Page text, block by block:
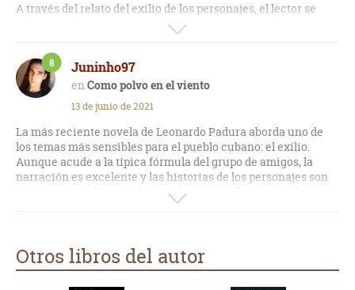
A través del relato del exilio de los personajes, el lector se
adentra en los sentimientos contrapuestos que el mismo
conlleva y comprende tanto al que se va como al que decide
quedarse.
Quienes hayan estado en la isla y se hayan interesado en
conocer esta sociedad tan emblemática, constatarán un fiel
reflejo de la misma. Y para quienes no hayan estado, es un
gran libro para comenzar a conocerla a través del proceder y
sentimientos que plasman sus personajes.
Juninho97
Como polvo en el viento
8
13 de junio de 2021
La más reciente novela de Leonardo Padura aborda uno de
los temas más sensibles para el pueblo cubano: el exilio.
Aunque acude a la típica fórmula del grupo de amigos, la
narración es excelente y las historias de los personajes son
convincentes. La nostalgia, el desarraigo, la lejanía, el
misterio y el amor se funden en una obra que no solo es de
Otros libros del autor